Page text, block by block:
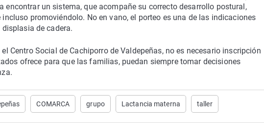
encontrar un sistema, que acompañe su correcto desarrollo postural,
promoviéndolo. No en vano, el porteo es una de las indicaciones
de cadera.
Centro Social de Cachiporro de Valdepeñas, no es necesario inscripción
ofrece para que las familias, puedan siempre tomar decisiones
COMARCA grupo Lactancia materna taller